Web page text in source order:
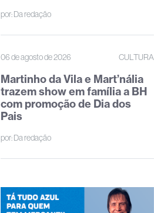
por:Da redação
06 de agosto de 2026 CULTURA
Martinho da Vila e Mart’nália
trazem show em família a BH
com promoção de Dia dos
Pais
por:Da redação